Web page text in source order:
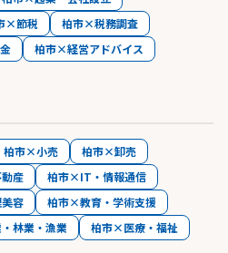
×節税
柏市×税務調査
柏市×経営アドバイス
柏市×小売
柏市×卸売
産
柏市×IT・情報通信
容
柏市×教育・学術支援
林業・漁業
柏市×医療・福祉